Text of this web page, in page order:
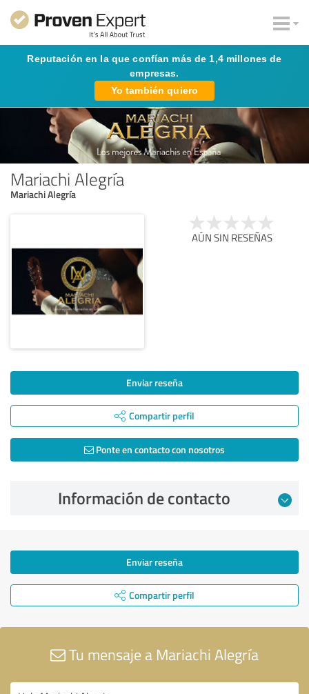
Reputación en la que confían más de 1,4 millones de
empresas.
Yo también quiero
Mariachi Alegría
Mariachi Alegría
AÚN SIN RESEÑAS
Enviar reseña
Compartir perfil
Ponte en contacto con nosotros
Información de contacto
Enviar reseña
Compartir perfil
Tu mensaje a Mariachi Alegría